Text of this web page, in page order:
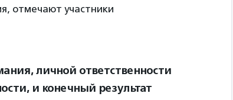
отмечают участники
личной ответственности
и конечный результат